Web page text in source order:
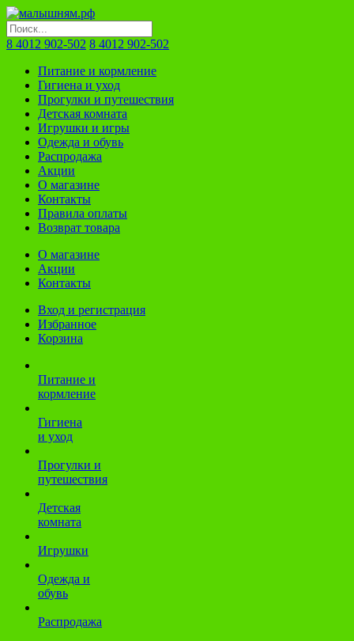
8 4012 902-502 8 4012 902-502
Питание и кормление
Гигиена и уход
Прогулки и путешествия
Детская комната
Игрушки и игры
Одежда и обувь
Распродажа
Акции
О магазине
Контакты
Правила оплаты
Возврат товара
О магазине
Акции
Контакты
Вход и регистрация
Избранное
Корзина
Питание и
кормление
Гигиена
и уход
Прогулки и
путешествия
Детская
комната
Игрушки
Одежда и
обувь
Распродажа